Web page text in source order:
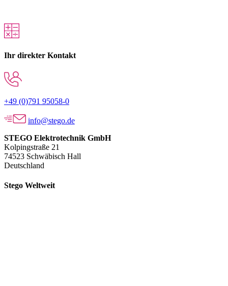
Ihr direkter Kontakt
+49 (0)791 95058-0
info@stego.de
STEGO Elektrotechnik GmbH
Kolpingstraße 21
74523 Schwäbisch Hall
Deutschland
Stego Weltweit